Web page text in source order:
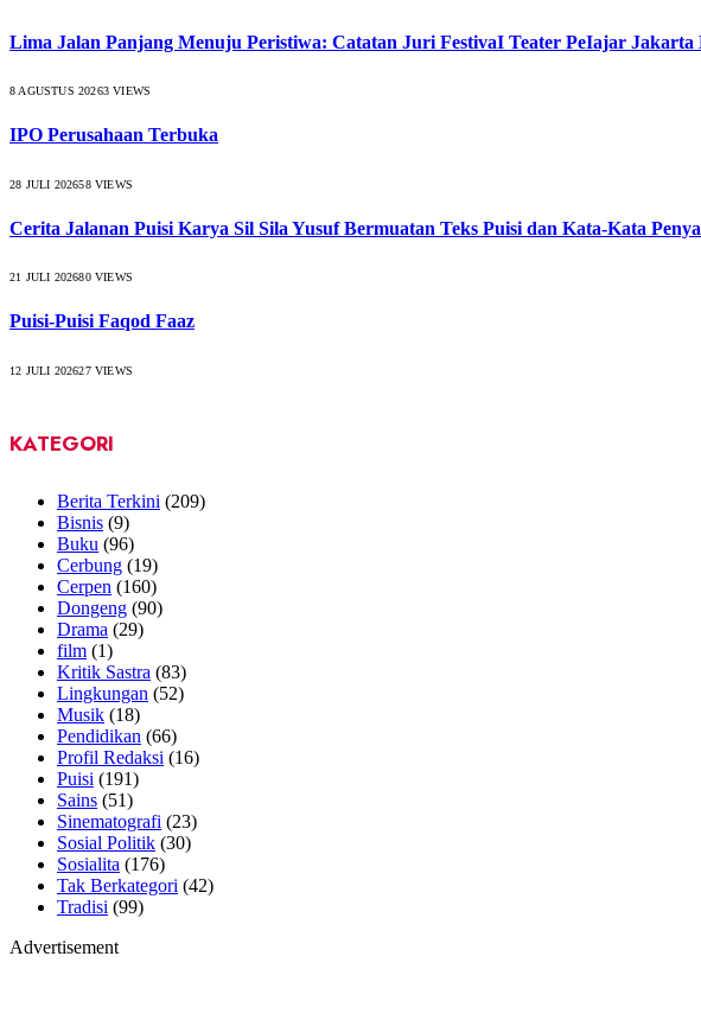
Lima Jalan Panjang Menuju Peristiwa: Catatan Juri FestivaI Teater PeIajar Jakarta
8 AGUSTUS 20263VIEWS
IPO Perusahaan Terbuka
28 JULI 202658VIEWS
Cerita Jalanan Puisi Karya Sil Sila Yusuf Bermuatan Teks Puisi dan Kata-Kata
21 JULI 202680VIEWS
Puisi-Puisi Faqod Faaz
12 JULI 202627VIEWS
KATEGORI
Berita Terkini (209)
Bisnis (9)
Buku (96)
Cerbung (19)
Cerpen (160)
Dongeng (90)
Drama (29)
film (1)
Kritik Sastra (83)
Lingkungan (52)
Musik (18)
Pendidikan (66)
Profil Redaksi (16)
Puisi (191)
Sains (51)
Sinematografi (23)
Sosial Politik (30)
Sosialita (176)
Tak Berkategori (42)
Tradisi (99)
Advertisement